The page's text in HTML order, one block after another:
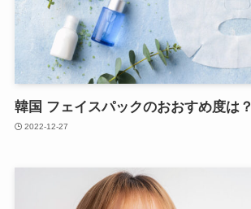
韓国 フェイスパックのおおすめ度は？
2022-12-27